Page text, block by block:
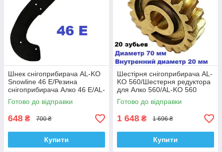
Шнек снігоприбирача AL-KO
Snowline 46 E/Резина
снігоприбирача Алко 46 Е/АL-
KO 46 E гума шнека
Готово до відправки
648 ₴ 700 ₴
Купити
Шестірня снігоприбирача AL-
KO 560/Шестерня редуктора
для Алко 560/AL-KO 560
редуктор шестерня
Готово до відправки
1 648 ₴ 1 696 ₴
Купити